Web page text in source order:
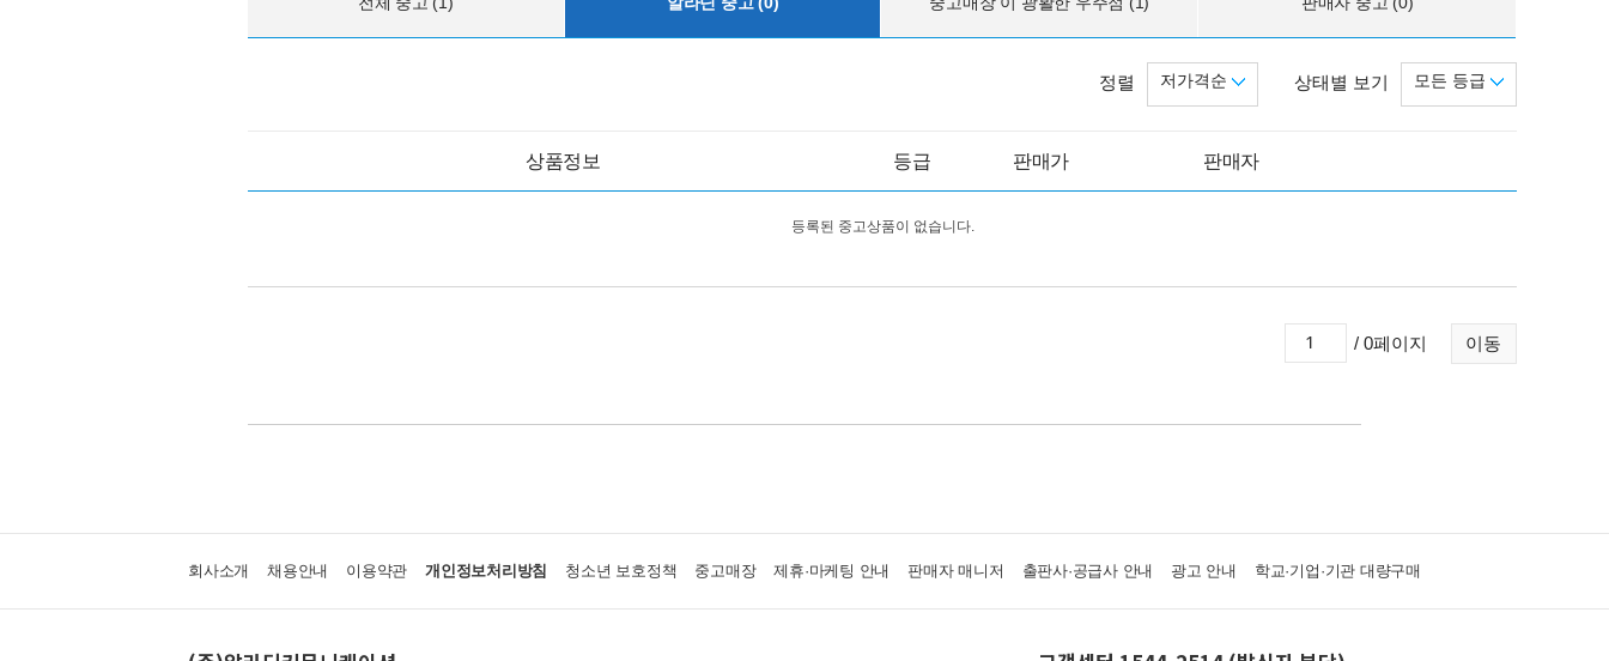
상태별 보기 모든 등급
정렬 저가격순
상품정보 등급 판매가 판매자
등록된 중고상품이 없습니다.
이동
/ 0페이지
회사소개 채용안내 이용약관 개인정보처리방침 청소년 보호정책 중고매장 제휴·마케팅 안내 판매자 매니저 출판사·공급사 안내 광고 안내 학교·기업·기관 대량구매